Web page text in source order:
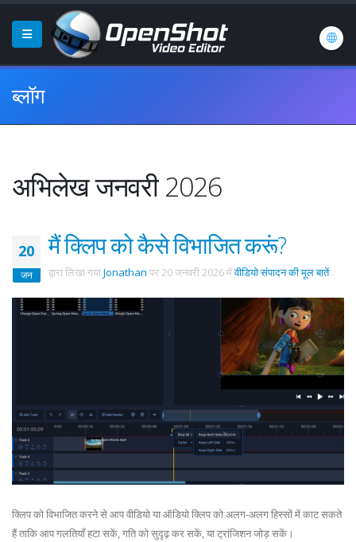
ब्लॉग
अभिलेख जनवरी 2026
20
जन
मैं क्लिप को कैसे विभाजित करूं?
द्वारा लिखा गयाJonathan पर20 जनवरी 2026मेंवीडियो संपादन की मूल बातें.
क्लिप को विभाजित करने से आप वीडियो या ऑडियो क्लिप को अलग-अलग हिस्सों में काट सकते
हैं ताकि आप गलतियाँ हटा सकें, गति को सुदृढ़ कर सकें, या ट्रांजिशन जोड़ सकें।